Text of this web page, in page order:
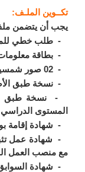
الملـف:
أن يتضمن ملف الترشح
خطي للمشاركة
معلومات
طبق الأصل من
طبق الأصل
الدراسي أو
إقامة بولاية
عمل تثبت
العمل المراد
السوابق العدلية (صحيفة